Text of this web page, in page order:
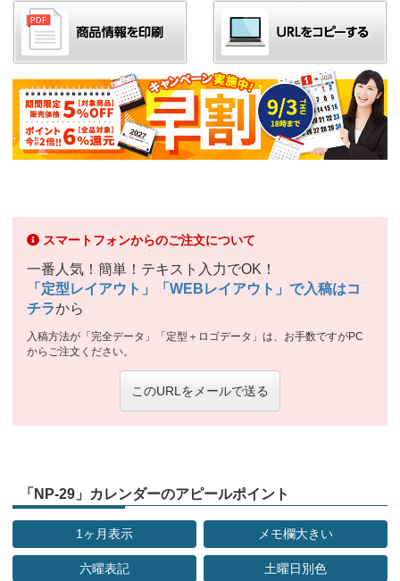
スマートフォンからのご注文について
一番人気！簡単！テキスト入力でOK！
「定型レイアウト」「WEBレイアウト」で入稿はコ
チラから
入稿方法が「完全データ」「定型＋ロゴデータ」は、お手数ですがPC
からご注文ください。
このURLをメールで送る
「NP-29」カレンダーのアピールポイント
1ヶ月表示 メモ欄大きい
六曜表記 土曜日別色